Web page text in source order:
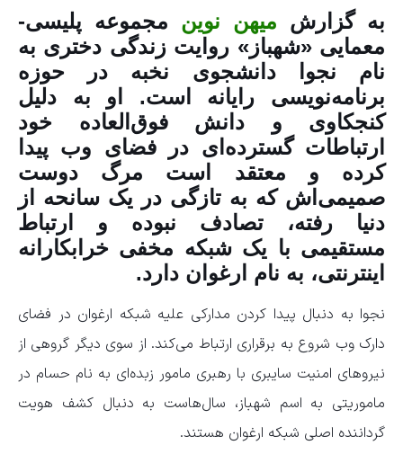
به گزارش میهن نوین مجموعه پلیسی-
معمایی «شهباز» روایت زندگی دختری به
نام نجوا دانشجوی نخبه در حوزه
برنامه‌نویسی رایانه است. او به دلیل
کنجکاوی و دانش فوق‌العاده خود
ارتباطات گسترده‌ای در فضای وب پیدا
کرده و معتقد است مرگ دوست
صمیمی‌اش که به تازگی در یک سانحه از
دنیا رفته، تصادف نبوده و ارتباط
مستقیمی با یک شبکه مخفی خرابکارانه
اینترنتی، به نام ارغوان دارد.
نجوا به دنبال پیدا کردن مدارکی علیه شبکه ارغوان در فضای
دارک وب شروع به برقراری ارتباط می‌کند. از سوی دیگر گروهی از
نیرو‌های امنیت سایبری با رهبری مامور زبده‌ای به نام حسام در
ماموریتی به اسم شهباز، سال‌هاست به دنبال کشف هویت
گرداننده اصلی شبکه ارغوان هستند.